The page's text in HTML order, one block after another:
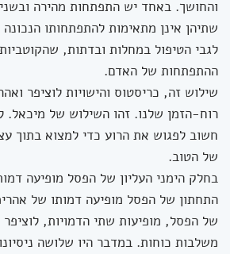
והחושך. באחד יש התפתחות מהירה
שתיהן אינן מתאימות להתפתחותו
לגבי הטיפול במחלות ובדתות,
ההתפתחות של האדם.
שילוש זה, כריסטוס והישויות לוציפר
רוח-הזמן שלנו. זהו השילוש של מיכאל.
חשוב לפגוש את הרוע כדי למצוא בתוך
של הטוב.
בחלק הימני העליון של הפסל מופיעה
התחתון של הפסל מופיעה דמותו של
של הפסל, מופיעות שתי הדמויות,
משלבות כוחות. במדבר היו שלושה